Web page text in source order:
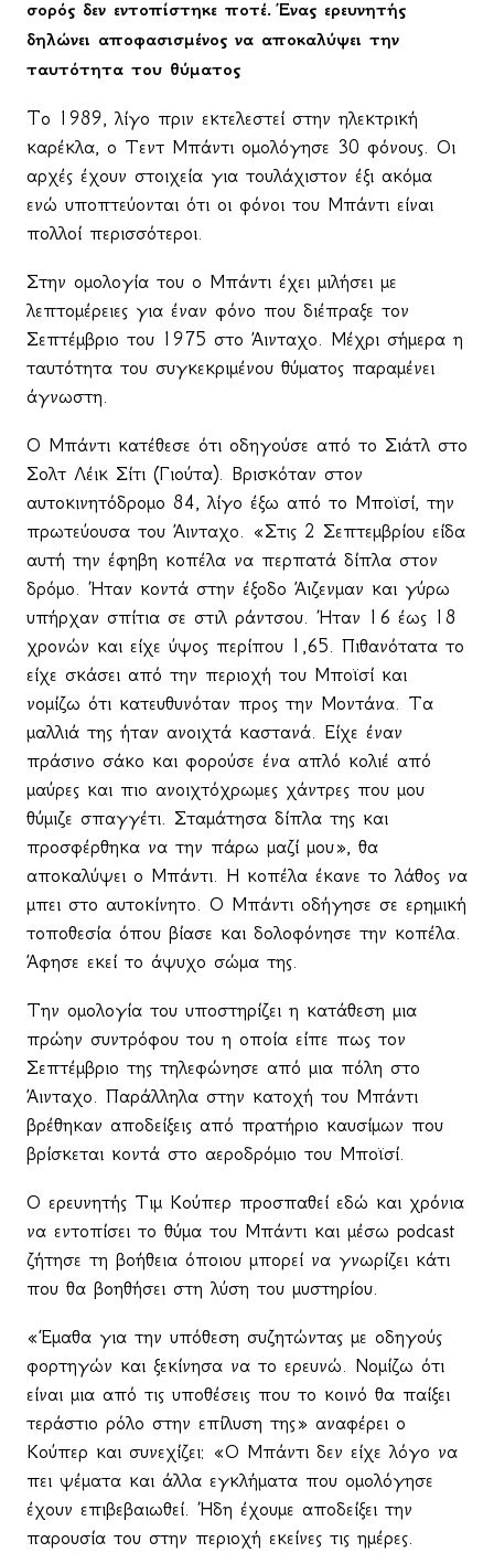
σορός δεν εντοπίστηκε ποτέ. Ένας ερευνητής
δηλώνει αποφασισμένος να αποκαλύψει την
ταυτότητα του θύματος
To 1989, λίγο πριν εκτελεστεί στην ηλεκτρική
καρέκλα, ο Τεντ Μπάντι ομολόγησε 30 φόνους. Οι
αρχές έχουν στοιχεία για τουλάχιστον έξι ακόμα
ενώ υποπτεύονται ότι οι φόνοι του Μπάντι είναι
πολλοί περισσότεροι.
Στην ομολογία του ο Μπάντι έχει μιλήσει με
λεπτομέρειες για έναν φόνο που διέπραξε τον
Σεπτέμβριο του 1975 στο Άινταχο. Μέχρι σήμερα η
ταυτότητα του συγκεκριμένου θύματος παραμένει
άγνωστη.
Ο Μπάντι κατέθεσε ότι οδηγούσε από το Σιάτλ στο
Σολτ Λέικ Σίτι (Γιούτα). Βρισκόταν στον
αυτοκινητόδρομο 84, λίγο έξω από τo Μποϊσί, την
πρωτεύουσα του Άινταχο. «Στις 2 Σεπτεμβρίου είδα
αυτή την έφηβη κοπέλα να περπατά δίπλα στον
δρόμο. Ήταν κοντά στην έξοδο Άιζενμαν και γύρω
υπήρχαν σπίτια σε στιλ ράντσου. Ήταν 16 έως 18
χρονών και είχε ύψος περίπου 1,65. Πιθανότατα το
είχε σκάσει από την περιοχή του Μποϊσί και
νομίζω ότι κατευθυνόταν προς την Μοντάνα. Τα
μαλλιά της ήταν ανοιχτά καστανά. Είχε έναν
πράσινο σάκο και φορούσε ένα απλό κολιέ από
μαύρες και πιο ανοιχτόχρωμες χάντρες που μου
θύμιζε σπαγγέτι. Σταμάτησα δίπλα της και
προσφέρθηκα να την πάρω μαζί μου», θα
αποκαλύψει ο Μπάντι. Η κοπέλα έκανε το λάθος να
μπει στο αυτοκίνητο. Ο Μπάντι οδήγησε σε ερημική
τοποθεσία όπου βίασε και δολοφόνησε την κοπέλα.
Άφησε εκεί το άψυχο σώμα της.
Την ομολογία του υποστηρίζει η κατάθεση μια
πρώην συντρόφου του η οποία είπε πως τον
Σεπτέμβριο της τηλεφώνησε από μια πόλη στο
Άινταχο. Παράλληλα στην κατοχή του Μπάντι
βρέθηκαν αποδείξεις από πρατήριο καυσίμων που
βρίσκεται κοντά στο αεροδρόμιο του Μποϊσί.
Ο ερευνητής Τιμ Κούπερ προσπαθεί εδώ και χρόνια
να εντοπίσει το θύμα του Μπάντι και μέσω podcast
ζήτησε τη βοήθεια όποιου μπορεί να γνωρίζει κάτι
που θα βοηθήσει στη λύση του μυστηρίου.
«Έμαθα για την υπόθεση συζητώντας με οδηγούς
φορτηγών και ξεκίνησα να το ερευνώ. Νομίζω ότι
είναι μια από τις υποθέσεις που το κοινό θα παίξει
τεράστιο ρόλο στην επίλυση της» αναφέρει ο
Κούπερ και συνεχίζει: «Ο Μπάντι δεν είχε λόγο να
πει ψέματα και άλλα εγκλήματα που ομολόγησε
έχουν επιβεβαιωθεί. Ήδη έχουμε αποδείξει την
παρουσία του στην περιοχή εκείνες τις ημέρες.